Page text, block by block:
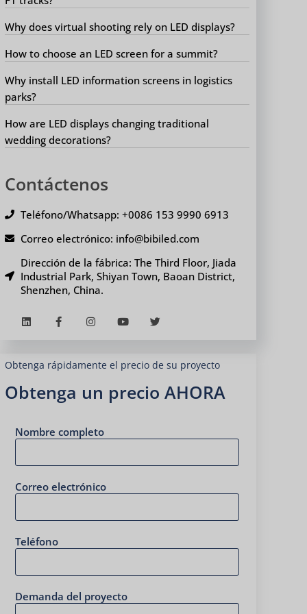
Why does virtual shooting rely on LED displays?
How to choose an LED screen for a summit?
Why install LED information screens in logistics
parks?
How are LED displays changing traditional
wedding decorations?
Contáctenos
Teléfono/Whatsapp: +0086 153 9990 6913
Correo electrónico: info@bibiled.com
Dirección de la fábrica: The Third Floor, Jiada
Industrial Park, Shiyan Town, Baoan District,
Shenzhen, China.
Obtenga rápidamente el precio de su proyecto
Obtenga un precio AHORA
Nombre completo
Correo electrónico
Teléfono
Demanda del proyecto